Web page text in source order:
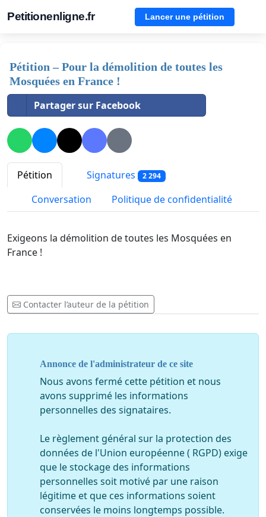
Petitionenligne.fr Lancer une pétition
Pétition – Pour la démolition de toutes les
Mosquées en France !
Partager sur Facebook
Pétition Signatures 2 294
Conversation Politique de confidentialité
Exigeons la démolition de toutes les Mosquées en
France !
Contacter l’auteur de la pétition
Annonce de l'administrateur de ce site
Nous avons fermé cette pétition et nous
avons supprimé les informations
personnelles des signataires.
Le règlement général sur la protection des
données de l'Union européenne ( RGPD) exige
que le stockage des informations
personnelles soit motivé par une raison
légitime et que ces informations soient
conservées le moins longtemps possible.